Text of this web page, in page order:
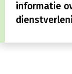
informatie